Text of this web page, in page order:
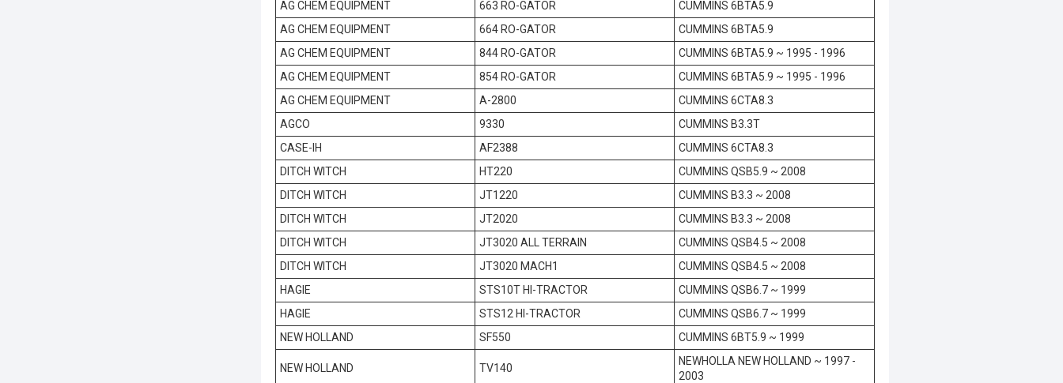
AG CHEM EQUIPMENT
663 RO-GATOR
CUMMINS 6BTA5.9
AG CHEM EQUIPMENT
664 RO-GATOR
CUMMINS 6BTA5.9
AG CHEM EQUIPMENT
844 RO-GATOR
CUMMINS 6BTA5.9 ~ 1995 - 1996
AG CHEM EQUIPMENT
854 RO-GATOR
CUMMINS 6BTA5.9 ~ 1995 - 1996
AG CHEM EQUIPMENT
A-2800
CUMMINS 6CTA8.3
AGCO
9330
CUMMINS B3.3T
CASE-IH
AF2388
CUMMINS 6CTA8.3
DITCH WITCH
HT220
CUMMINS QSB5.9 ~ 2008
DITCH WITCH
JT1220
CUMMINS B3.3 ~ 2008
DITCH WITCH
JT2020
CUMMINS B3.3 ~ 2008
DITCH WITCH
JT3020 ALL TERRAIN
CUMMINS QSB4.5 ~ 2008
DITCH WITCH
JT3020 MACH1
CUMMINS QSB4.5 ~ 2008
HAGIE
STS10T HI-TRACTOR
CUMMINS QSB6.7 ~ 1999
HAGIE
STS12 HI-TRACTOR
CUMMINS QSB6.7 ~ 1999
NEW HOLLAND
SF550 CUMMINS 6BT5.9 ~ 1999
NEW HOLLAND TV140
NEWHOLLA NEW HOLLAND ~ 1997 -
2003